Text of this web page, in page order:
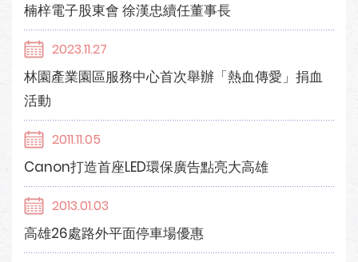
楠梓電子股東會 徐漢忠續任董事長
2023.11.27
林園產業園區服務中心首次舉辦「熱血傳愛」捐血
活動
2011.11.05
Canon打造首座LED環保廣告點亮大高雄
2013.01.03
高雄26處路外平面停車場優惠